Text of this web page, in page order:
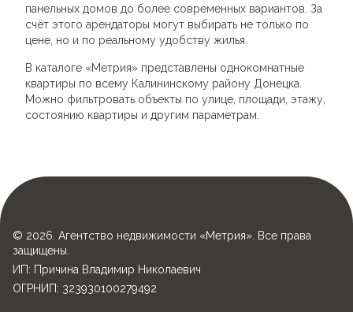
панельных домов до более современных вариантов. За
счёт этого арендаторы могут выбирать не только по
цене, но и по реальному удобству жилья.
В каталоге «Метрия» представлены однокомнатные
квартиры по всему Калининскому району Донецка.
Можно фильтровать объекты по улице, площади, этажу,
состоянию квартиры и другим параметрам.
© 2026. Агентство недвижимости «Метрия». Все права
защищены.
ИП: Причина Владимир Николаевич
ОГРНИП: 323930100279492